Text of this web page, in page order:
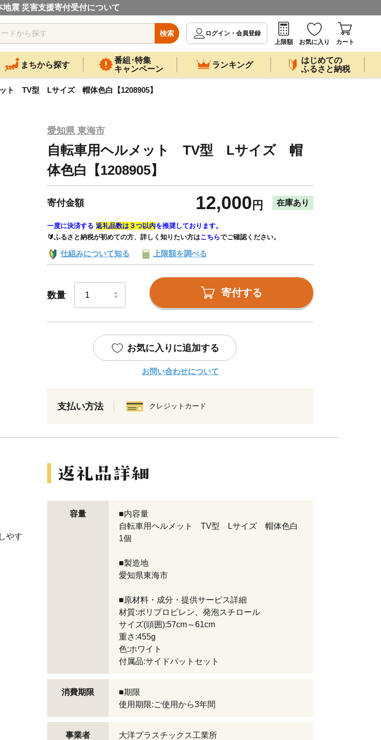
地震 災害支援寄付受付について
検索
ログイン・会員登録
上限額
お気に入り カート
まちから探す
番組･特集
キャンペーン
ランキング
はじめての
ふるさと納税
ット TV型 Lサイズ 帽体色白【1208905】
愛知県 東海市
自転車用ヘルメット TV型 Lサイズ 帽
体色白【1208905】
寄付金額 12,000 円 在庫あり
一度に決済する 返礼品数は３つ以内を推奨しております。
🔰ふるさと納税が初めての方、詳しく知りたい方はこちらでご確認ください。
仕組みについて知る 上限額を調べる
数量 寄付する
お気に入りに追加する
お問い合わせについて
支払い方法 クレジットカード
やす
容量
■内容量
自転車用ヘルメット TV型 Lサイズ 帽体色白
1個
■製造地
愛知県東海市
■原材料・成分・提供サービス詳細
材質:ポリプロピレン、発泡スチロール
サイズ(頭囲):57cm～61cm
重さ:455g
色:ホワイト
付属品:サイドパットセット
消費期限
■期限
使用期限:ご使用から3年間
事業者 大洋プラスチックス工業所